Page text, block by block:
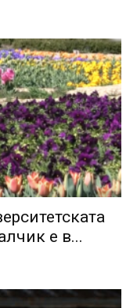
е в...